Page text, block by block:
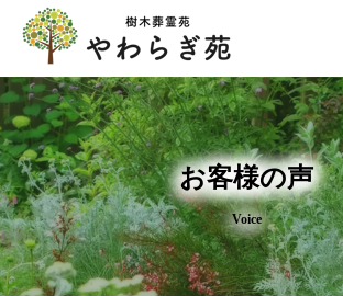
お客様の声
Voice